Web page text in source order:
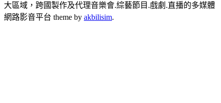
大區域，跨國製作及代理音樂會.綜藝節目.戲劇.直播的多媒體
網路影音平台 theme by akbilisim.